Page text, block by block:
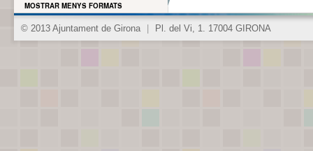
MOSTRAR MENYS FORMATS
© 2013 Ajuntament de Girona Pl. del Vi, 1. 17004 GIRONA